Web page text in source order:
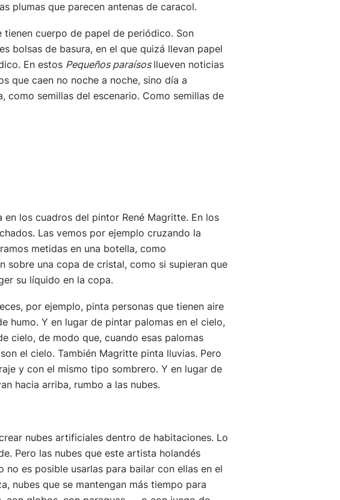
plumas que parecen antenas de caracol.
cuerpo de papel de periódico. Son
bolsas de basura, en el que quizá llevan papel
En estos Pequeños paraísos llueven noticias
que caen no noche a noche, sino día a
como semillas del escenario. Como semillas de
en los cuadros del pintor René Magritte. En los
Las vemos por ejemplo cruzando la
metidas en una botella, como
sobre una copa de cristal, como si supieran que
su líquido en la copa.
por ejemplo, pinta personas que tienen aire
humo. Y en lugar de pintar palomas en el cielo,
cielo, de modo que, cuando esas palomas
el cielo. También Magritte pinta lluvias. Pero
y con el mismo tipo sombrero. Y en lugar de
hacia arriba, rumbo a las nubes.
nubes artificiales dentro de habitaciones. Lo
Pero las nubes que este artista holandés
es posible usarlas para bailar con ellas en el
nubes que se mantengan más tiempo para